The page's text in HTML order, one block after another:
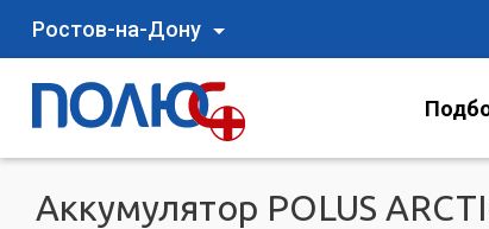
Ростов-на-Дону
Аккумулятор POLUS